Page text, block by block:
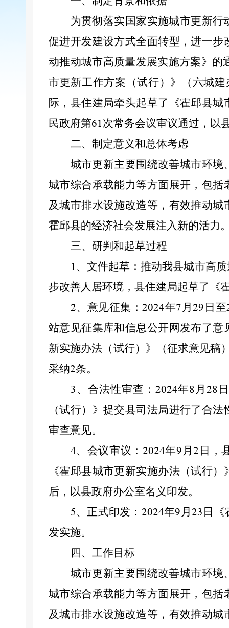
为贯彻落实国家实施城市更新行
促进开发建设方式全面转型，进一步
动推动城市高质量发展实施方案》的
市更新工作方案（试行）》（六城建
际，县住建局牵头起草了《霍邱县城
民政府第61次常务会议审议通过，以
二、制定意义和总体考虑
城市更新主要围绕改善城市环
城市综合承载能力等方面展开，包
及城市排水设施改造等，有效推动
霍邱县的经济社会发展注入新的活力
三、研判和起草过程
1 、文件起草：推动我县城市高
步改善人居环境 ，县住建局起草了 《
2、意见征集：2024年7 月29 日至
站意见征集库和信息公开网发布了意
新实施办法（试行）》
（征求意见稿
采纳2条。
3 、合法性审查： 2024年8 月28
（试行）》提交县司法局进行了合法
审查意见。
4、会议审议： 2024年9 月2 日，
《霍邱县城市更新实施办法（试行）
后，以县政府办公室名义印发。
5、正式印发： 2024年9 月 23 日 《
发实施。
四、工作目标
城市更新主要围绕改善城市环
城市综合承载能力等方面展开，包
及城市排水设施改造等，有效推动